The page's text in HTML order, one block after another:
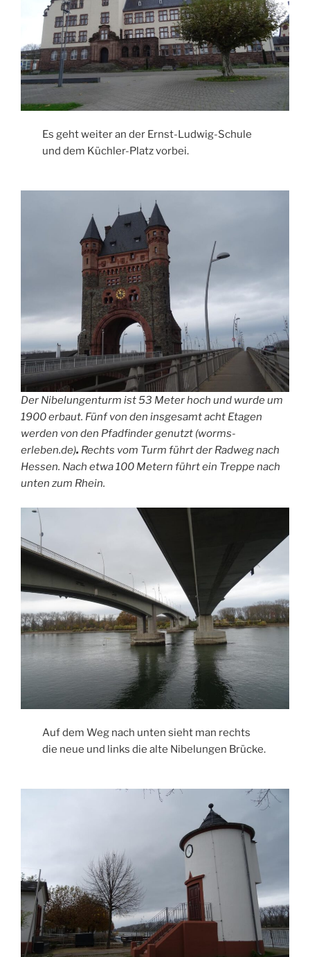
Es geht weiter an der Ernst-Ludwig-Schule
und dem Küchler-Platz vorbei.
Der Nibelungenturm ist 53 Meter hoch und wurde um
1900 erbaut. Fünf von den insgesamt acht Etagen
werden von den Pfadfinder genutzt (worms-
erleben.de). Rechts vom Turm führt der Radweg nach
Hessen. Nach etwa 100 Metern führt ein Treppe nach
unten zum Rhein.
Auf dem Weg nach unten sieht man rechts
die neue und links die alte Nibelungen Brücke.